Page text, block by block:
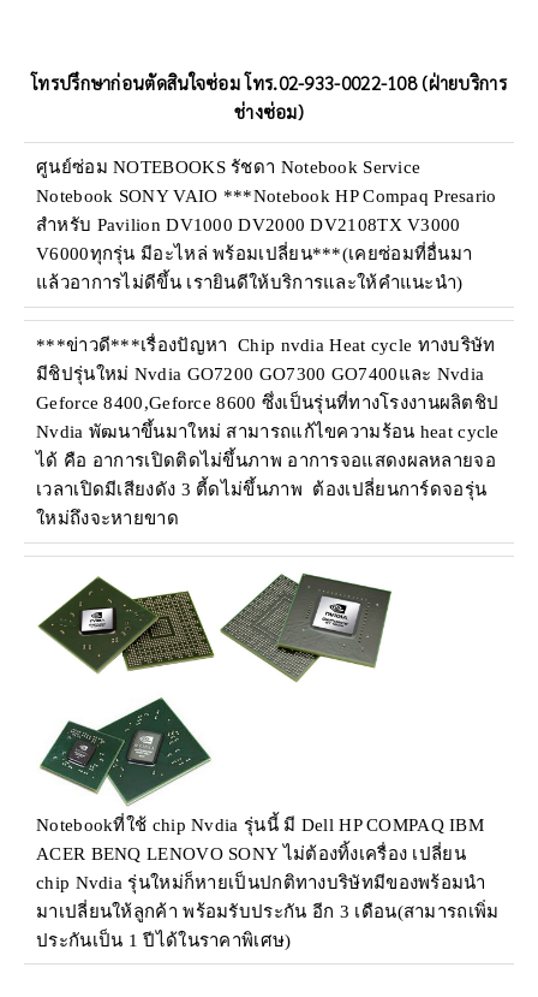
โทรปรึกษาก่อนตัดสินใจซ่อม โทร.02-933-0022-108 (ฝ่ายบริการ
ช่างซ่อม)
ศูนย์ซ่อม NOTEBOOKS รัชดา Notebook Service
Notebook SONY VAIO ***Notebook HP Compaq Presario
สำหรับ Pavilion DV1000 DV2000 DV2108TX V3000
V6000ทุกรุ่น มีอะไหล่ พร้อมเปลี่ยน***(เคยซ่อมที่อื่นมา
แล้วอาการไม่ดีขึ้น เรายินดีให้บริการและให้คำแนะนำ)
***ข่าวดี***เรื่องปัญหา Chip nvdia Heat cycle ทางบริษัท
มีชิปรุ่นใหม่ Nvdia GO7200 GO7300 GO7400และ Nvdia
Geforce 8400,Geforce 8600 ซึ่งเป็นรุ่นที่ทางโรงงานผลิตชิป
Nvdia พัฒนาขึ้นมาใหม่ สามารถแก้ไขความร้อน heat cycle
ได้ คือ อาการเปิดติดไม่ขึ้นภาพ อาการจอแสดงผลหลายจอ
เวลาเปิดมีเสียงดัง 3 ตี้ดไม่ขึ้นภาพ ต้องเปลี่ยนการ์ดจอรุ่น
ใหม่ถึงจะหายขาด
Notebookที่ใช้ chip Nvdia รุ่นนี้ มี Dell HP COMPAQ IBM
ACER BENQ LENOVO SONY ไม่ต้องทิ้งเครื่อง เปลี่ยน
chip Nvdia รุ่นใหม่ก็หายเป็นปกติทางบริษัทมีของพร้อมนำ
มาเปลี่ยนให้ลูกค้า พร้อมรับประกัน อีก 3 เดือน(สามารถเพิ่ม
ประกันเป็น 1 ปีได้ในราคาพิเศษ)